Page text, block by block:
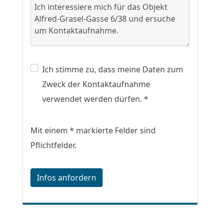
Ich stimme zu, dass meine Daten zum
Zweck der Kontaktaufnahme
verwendet werden dürfen. *
Mit einem * markierte Felder sind
Pflichtfelder.
Infos anfordern